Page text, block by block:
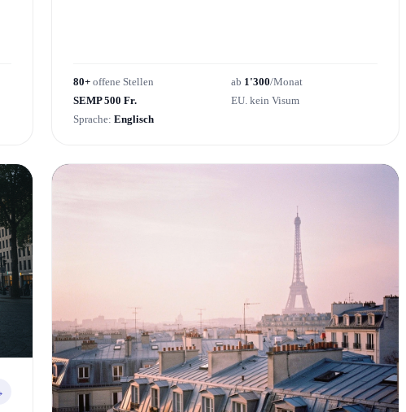
80+ offene Stellen ab 1'300/Monat
SEMP 500 Fr.
EU. kein Visum
Sprache: Englisch